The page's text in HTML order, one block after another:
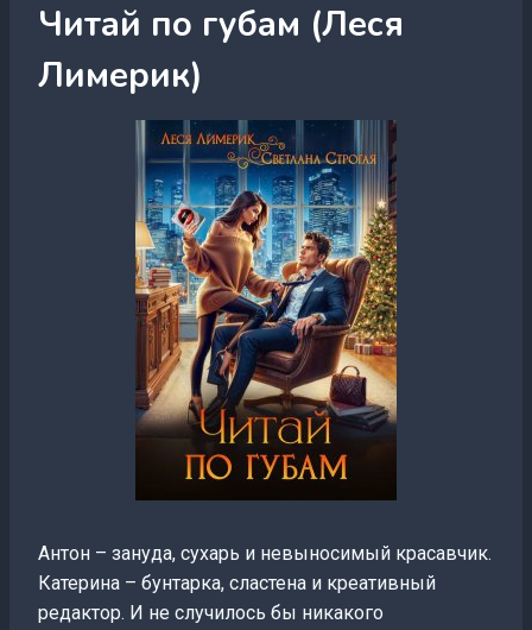
Читай по губам (Леся
Лимерик)
Антон – зануда, сухарь и невыносимый красавчик.
Катерина – бунтарка, сластена и креативный
редактор. И не случилось бы никакого